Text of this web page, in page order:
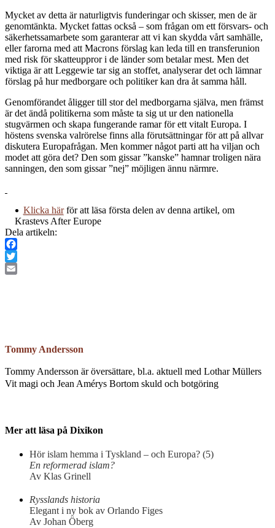
Mycket av detta är naturligtvis funderingar och skisser, men de är
genomtänkta. Mycket fattas också – som frågan om ett försvars- och
säkerhetssamarbete som garanterar att vi kan skydda vårt samhälle,
eller farorna med att Macrons förslag kan leda till en transferunion
med risk för skatteuppror i de länder som betalar mest. Men det
viktiga är att Leggewie tar sig an stoffet, analyserar det och lämnar
förslag på hur medborgare och politiker kan dra åt samma håll.
Genomförandet åligger till stor del medborgarna själva, men främst
är det ändå politikerna som måste ta sig ut ur den nationella
stugvärmen och skapa fungerande ramar för ett vitalt Europa. I
höstens svenska valrörelse finns alla förutsättningar för att på allvar
diskutera Europafrågan. Men kommer något parti att ha viljan och
modet att göra det? Den som gissar ˮkanskeˮ hamnar troligen nära
sanningen, den som gissar ˮnejˮ möjligen ännu närmre.
Klicka härför att läsa första delen av denna artikel, om
Krastevs After Europe
Dela artikeln:
Facebook
Twitter
Tommy Andersson
Tommy Andersson är översättare, bl.a. aktuell med Lothar Müllers
Vit magi och Jean Amérys Bortom skuld och botgöring
Mer att läsa på Dixikon
Hör islam hemma i Tyskland – och Europa? (5)
En reformerad islam?
Av Klas Grinell
Rysslands historia
Elegant i ny bok av Orlando Figes
Av Johan Öberg